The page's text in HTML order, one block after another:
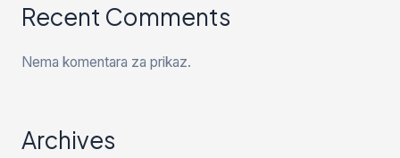
Recent Comments
Nema komentara za prikaz.
Archives